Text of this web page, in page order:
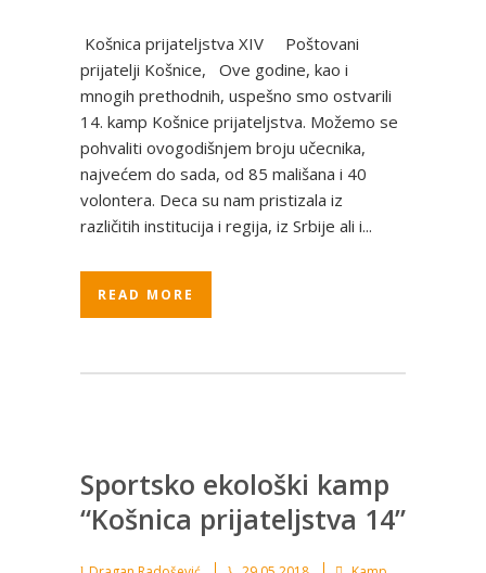
Košnica prijateljstva XIV Poštovani
prijatelji Košnice, Ove godine, kao i
mnogih prethodnih, uspešno smo ostvarili
14. kamp Košnice prijateljstva. Možemo se
pohvaliti ovogodišnjem broju učecnika,
najvećem do sada, od 85 mališana i 40
volontera. Deca su nam pristizala iz
različitih institucija i regija, iz Srbije ali i...
READ MORE
Sportsko ekološki kamp
“Košnica prijateljstva 14”